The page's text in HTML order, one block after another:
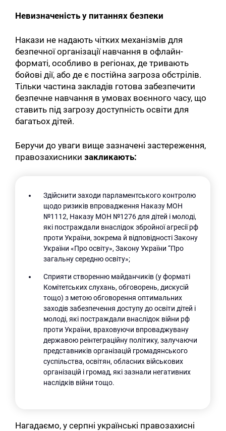
Невизначеність у питаннях безпеки
Накази не надають чітких механізмів для
безпечної організації навчання в офлайн-
форматі, особливо в регіонах, де тривають
бойові дії, або де є постійна загроза обстрілів.
Тільки частина закладів готова забезпечити
безпечне навчання в умовах воєнного часу, що
ставить під загрозу доступність освіти для
багатьох дітей.
Беручи до уваги вище зазначені застереження,
правозахисникизакликають:
Здійснити заходи парламентського контролю
щодо ризиків впровадження Наказу МОН
№1112, Наказу МОН №1276 для дітей і молоді,
які постраждали внаслідок збройної агресії рф
проти України, зокрема й відповідності Закону
України «Про освіту», Закону України “Про
загальну середню освіту»;
Сприяти створенню майданчиків (у форматі
Комітетських слухань, обговорень, дискусій
тощо) з метою обговорення оптимальних
заходів забезпечення доступу до освіти дітей і
молоді, які постраждали внаслідок війни рф
проти України, враховуючи впроваджувану
державою реінтеграційну політику, залучаючи
представників організацій громадянського
суспільства, освітян, обласних військових
організацій і громад, які зазнали негативних
наслідків війни тощо.
Нагадаємо, у серпні українські правозахисні